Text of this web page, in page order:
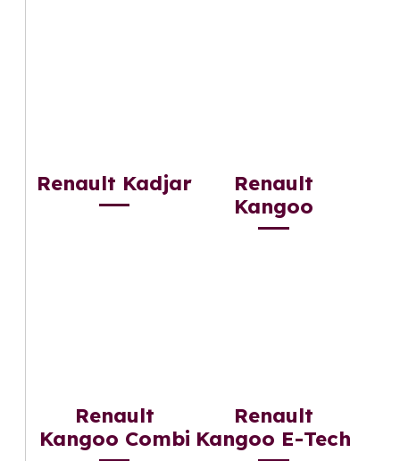
Renault Kadjar
Renault
Kangoo
Renault
Kangoo Combi
Renault
Kangoo E-Tech